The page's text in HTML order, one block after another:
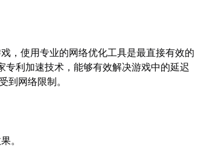
，使用专业的网络优化工具是最直接有效的
专利加速技术，能够有效解决游戏中的延迟
到网络限制。
。